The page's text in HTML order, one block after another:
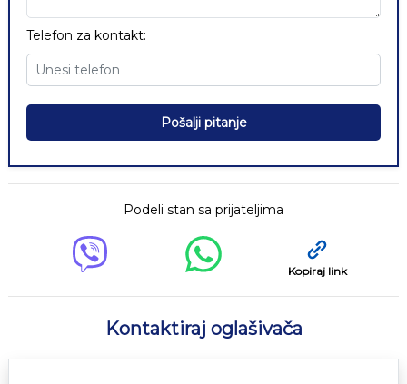
Telefon za kontakt:
Pošalji pitanje
Podeli stan sa prijateljima
Kopiraj link
Kontaktiraj oglašivača